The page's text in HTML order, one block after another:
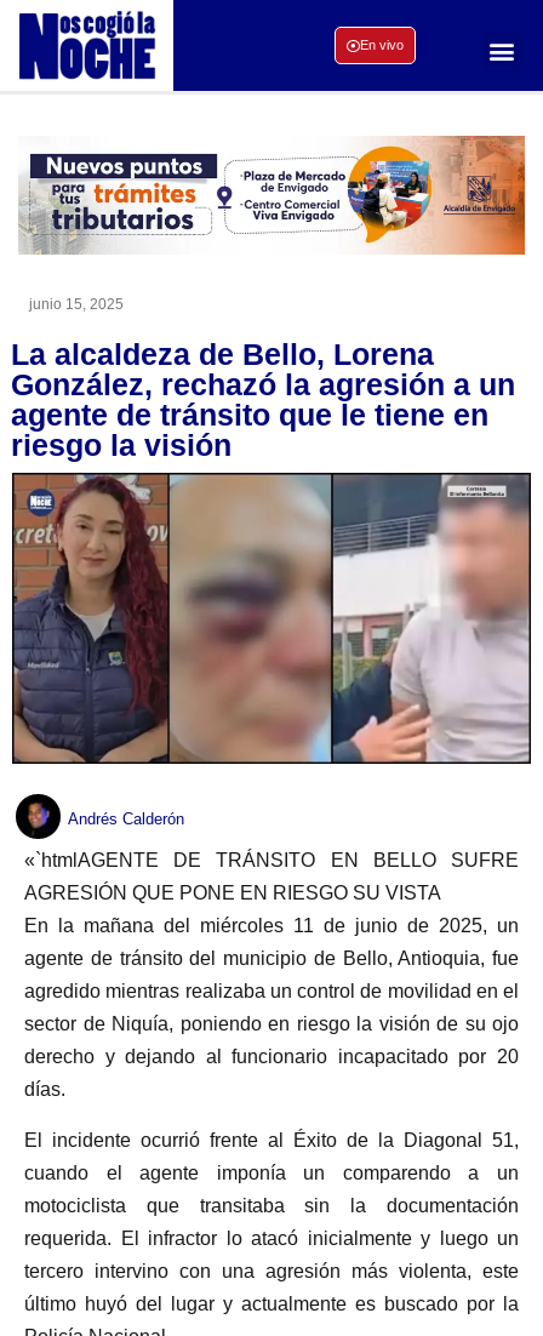
En vivo
junio 15, 2025
La alcaldeza de Bello, Lorena
González, rechazó la agresión a un
agente de tránsito que le tiene en
riesgo la visión
Andrés Calderón
«`htmlAGENTE DE TRÁNSITO EN BELLO SUFRE
AGRESIÓN QUE PONE EN RIESGO SU VISTA
En la mañana del miércoles 11 de junio de 2025, un
agente de tránsito del municipio de Bello, Antioquia, fue
agredido mientras realizaba un control de movilidad en el
sector de Niquía, poniendo en riesgo la visión de su ojo
derecho y dejando al funcionario incapacitado por 20
días.
El incidente ocurrió frente al Éxito de la Diagonal 51,
cuando el agente imponía un comparendo a un
motociclista que transitaba sin la documentación
requerida. El infractor lo atacó inicialmente y luego un
tercero intervino con una agresión más violenta, este
último huyó del lugar y actualmente es buscado por la